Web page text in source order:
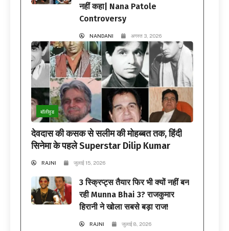
नहीं कहा| Nana Patole
Controversy
NANDANI अगस्त 3, 2026
बॉलीवुड
देवदास की कसक से सलीम की मोहब्बत तक, हिंदी
सिनेमा के पहले Superstar Dilip Kumar
RAJNI जुलाई 15, 2026
3 स्क्रिप्ट्स तैयार फिर भी क्यों नहीं बन
रही Munna Bhai 3? राजकुमार
हिरानी ने खोला सबसे बड़ा राज!
RAJNI जुलाई 8, 2026